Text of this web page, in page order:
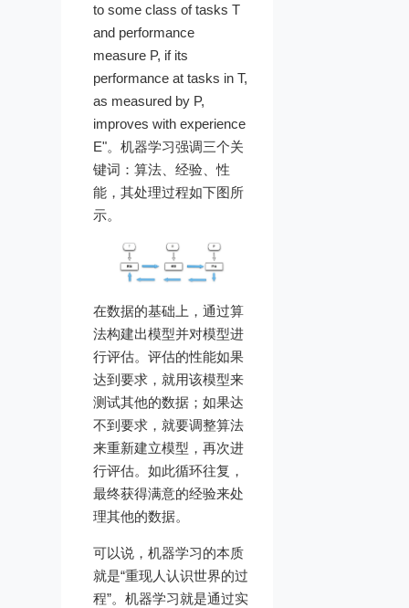
to some class of tasks T
and performance
measure P, if its
performance at tasks in T,
as measured by P,
improves with experience
E"。机器学习强调三个关
键词：算法、经验、性
能，其处理过程如下图所
示。
在数据的基础上，通过算
法构建出模型并对模型进
行评估。评估的性能如果
达到要求，就用该模型来
测试其他的数据；如果达
不到要求，就要调整算法
来重新建立模型，再次进
行评估。如此循环往复，
最终获得满意的经验来处
理其他的数据。
可以说，机器学习的本质
就是“重现人认识世界的过
程”。机器学习就是通过实